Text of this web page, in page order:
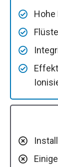
Hohe